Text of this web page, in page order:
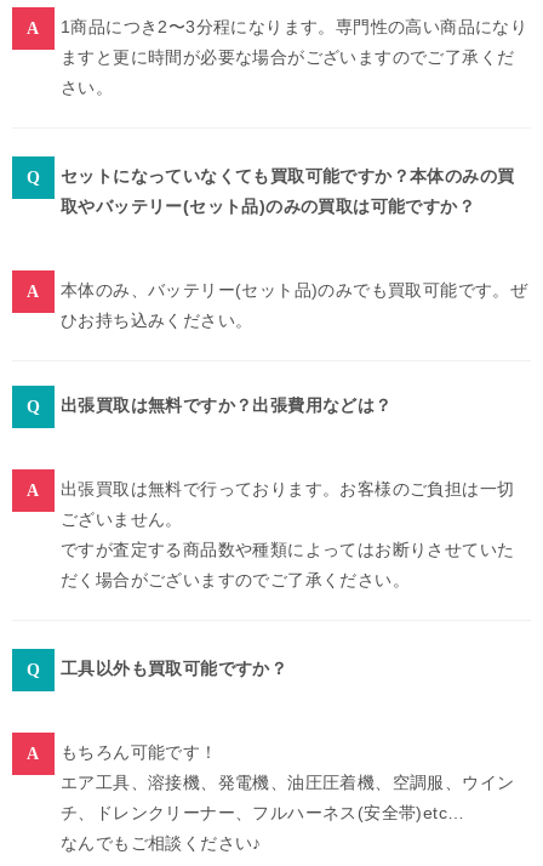
1商品につき2〜3分程になります。専門性の高い商品になり
ますと更に時間が必要な場合がございますのでご了承くだ
さい。
セットになっていなくても買取可能ですか？本体のみの買
取やバッテリー(セット品)のみの買取は可能ですか？
本体のみ、バッテリー(セット品)のみでも買取可能です。ぜ
ひお持ち込みください。
出張買取は無料ですか？出張費用などは？
出張買取は無料で行っております。お客様のご負担は一切
ございません。
ですが査定する商品数や種類によってはお断りさせていた
だく場合がございますのでご了承ください。
工具以外も買取可能ですか？
もちろん可能です！
エア工具、溶接機、発電機、油圧圧着機、空調服、ウイン
チ、ドレンクリーナー、フルハーネス(安全帯)etc…
なんでもご相談ください♪